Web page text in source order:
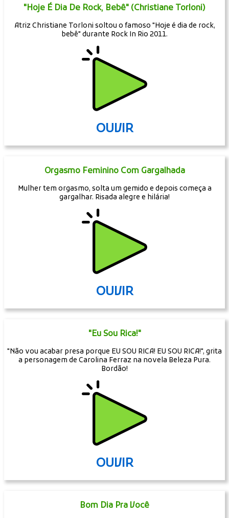
"Hoje É Dia De Rock, Bebê" (Christiane Torloni)
Atriz Christiane Torloni soltou o famoso "Hoje é dia de rock,
bebê" durante Rock In Rio 2011.
OUVIR
Orgasmo Feminino Com Gargalhada
Mulher tem orgasmo, solta um gemido e depois começa a
gargalhar. Risada alegre e hilária!
OUVIR
"Eu Sou Rica!"
"Não vou acabar presa porque EU SOU RICA! EU SOU RICA!", grita
a personagem de Carolina Ferraz na novela Beleza Pura.
Bordão!
OUVIR
Bom Dia Pra Você